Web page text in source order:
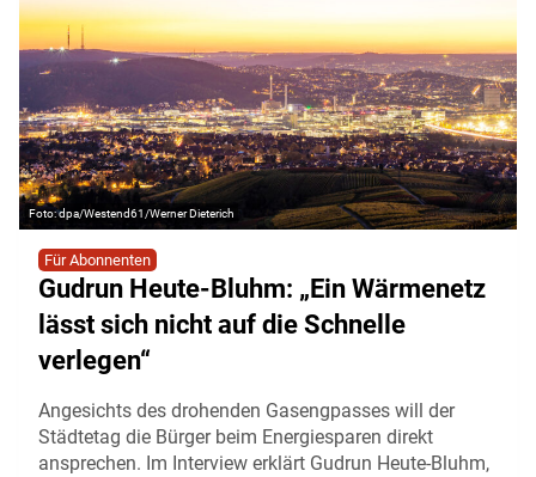
dpa/Westend61/Werner Dieterich
Für Abonnenten
Gudrun Heute-Bluhm: „Ein Wärmenetz
lässt sich nicht auf die Schnelle
verlegen“
Angesichts des drohenden Gasengpasses will der
Städtetag die Bürger beim Energiesparen direkt
ansprechen. Im Interview erklärt Gudrun Heute-Bluhm,